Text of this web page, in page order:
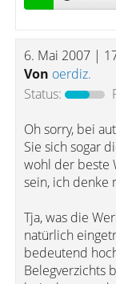
6. Mai 2007 |
Von oerdiz.
Status:
Oh sorry, bei
Sie sich sogar
wohl der beste
sein, ich denke
Tja, was die
natürlich
bedeutend
Belegverzichts